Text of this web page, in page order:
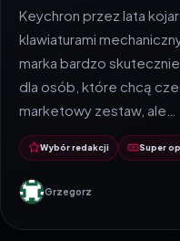
Keychron przez lata
klawiaturami
marka bardzo
dla osób, które chcą
marketowy zestaw, ale…
Wybór redakcji Super
Grzegorz